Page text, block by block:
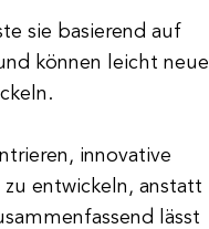
sie basierend auf
können leicht neue
innovative
entwickeln, anstatt
lässt